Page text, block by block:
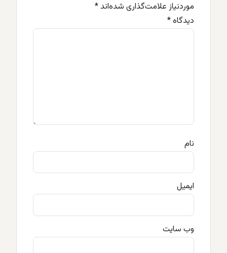
موردنیاز علامت‌گذاری شده‌اند *
دیدگاه*
نام
ایمیل
وب‌ سایت